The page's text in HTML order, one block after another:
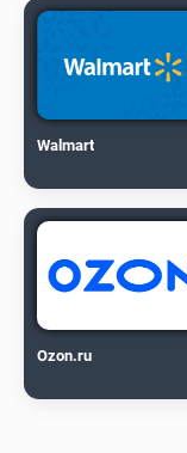
Walmart
Ozon.ru